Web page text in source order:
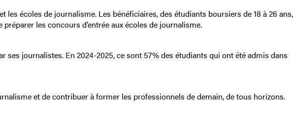
écoles de journalisme. Les bénéficiaires, des étudiants boursiers de 18 à 26 ans,
les concours d’entrée aux écoles de journalisme.
journalistes. En 2024-2025, ce sont 57% des étudiants qui ont été admis dans
et de contribuer à former les professionnels de demain, de tous horizons.